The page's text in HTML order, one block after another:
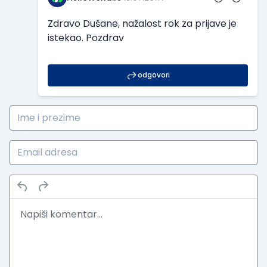
Zdravo Dušane, nažalost rok za prijave je
istekao. Pozdrav
odgovori